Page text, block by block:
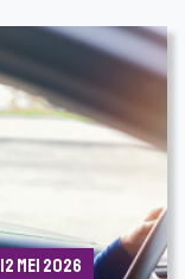
12 mei 2026